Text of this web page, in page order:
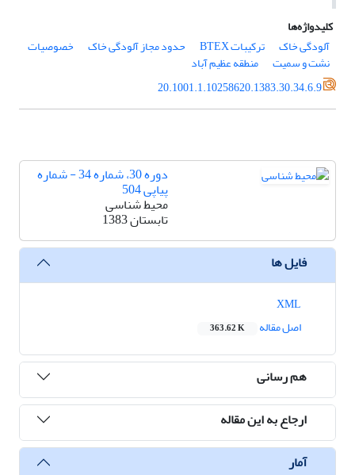
کلیدواژه‌ها
آلودگی خاک
ترکیبات BTEX حدود مجاز آلودگی خاک خصوصیات
نشت و سمیت
منطقه عظیم آباد
20.1001.1.10258620.1383.30.34.6.9
دوره 30، شماره 34 - شماره
پیاپی 504
محیط شناسی
تابستان 1383
فایل ها
اصل مقاله
363.62 K
هم رسانی
ارجاع به این مقاله
آمار